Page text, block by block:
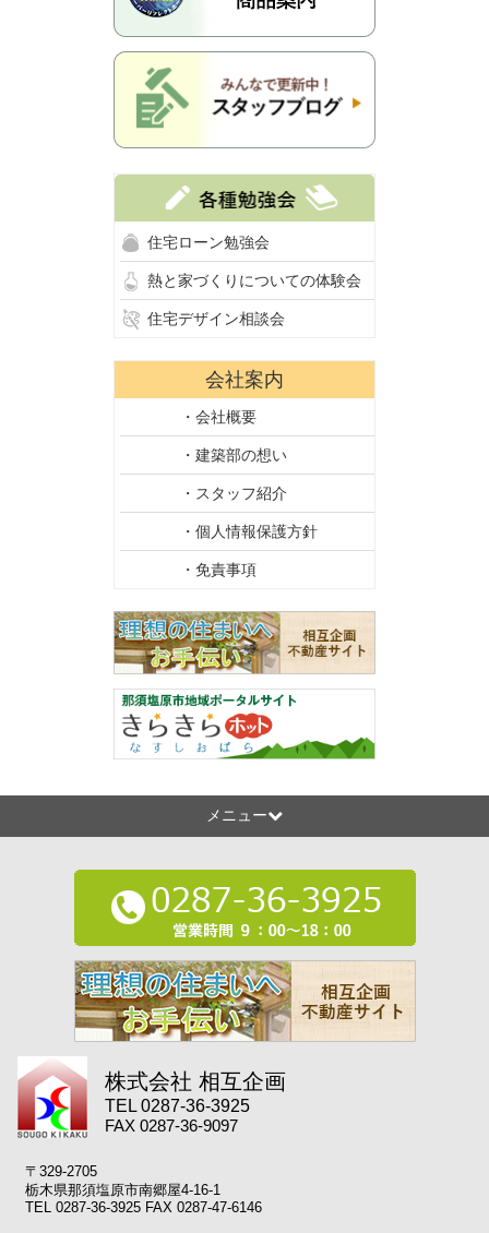
住宅ローン勉強会
熱と家づくりについての体験会
住宅デザイン相談会
会社案内
・会社概要
・建築部の想い
・スタッフ紹介
・個人情報保護方針
・免責事項
メニュー
株式会社 相互企画
TEL 0287-36-3925
FAX 0287-36-9097
〒329-2705
栃木県那須塩原市南郷屋4-16-1
TEL 0287-36-3925 FAX 0287-47-6146